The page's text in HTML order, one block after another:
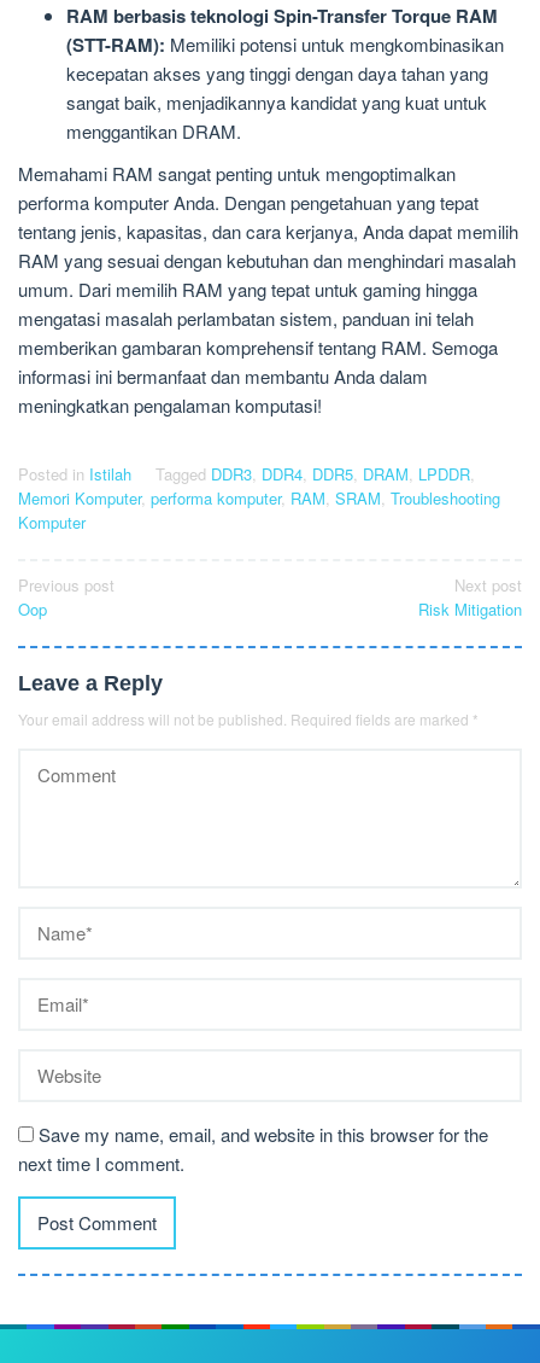
RAM berbasis teknologi Spin-Transfer Torque RAM
(STT-RAM): Memiliki potensi untuk mengkombinasikan
kecepatan akses yang tinggi dengan daya tahan yang
sangat baik, menjadikannya kandidat yang kuat untuk
menggantikan DRAM.
Memahami RAM sangat penting untuk mengoptimalkan
performa komputer Anda. Dengan pengetahuan yang tepat
tentang jenis, kapasitas, dan cara kerjanya, Anda dapat memilih
RAM yang sesuai dengan kebutuhan dan menghindari masalah
umum. Dari memilih RAM yang tepat untuk gaming hingga
mengatasi masalah perlambatan sistem, panduan ini telah
memberikan gambaran komprehensif tentang RAM. Semoga
informasi ini bermanfaat dan membantu Anda dalam
meningkatkan pengalaman komputasi!
Posted in Istilah Tagged DDR3, DDR4, DDR5, DRAM, LPDDR,
Memori Komputer, performa komputer, RAM, SRAM, Troubleshooting
Komputer
Post
navigation
Previous post
Oop
Next post
Risk Mitigation
Leave a Reply
Your email address will not be published. Required fields are marked *
Save my name, email, and website in this browser for the
next time I comment.